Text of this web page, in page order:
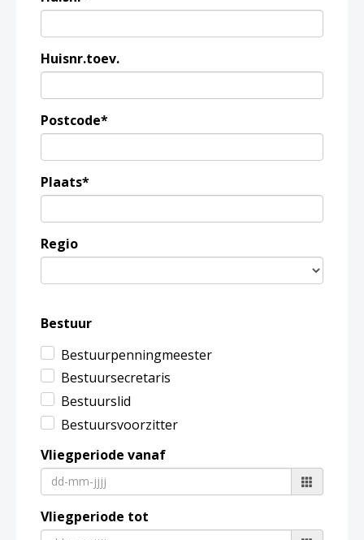
Huisnr.toev.
Postcode*
Plaats*
Regio
Bestuur
Bestuurpenningmeester
Bestuursecretaris
Bestuurslid
Bestuursvoorzitter
Vliegperiode vanaf
Vliegperiode tot